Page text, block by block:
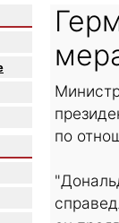
по